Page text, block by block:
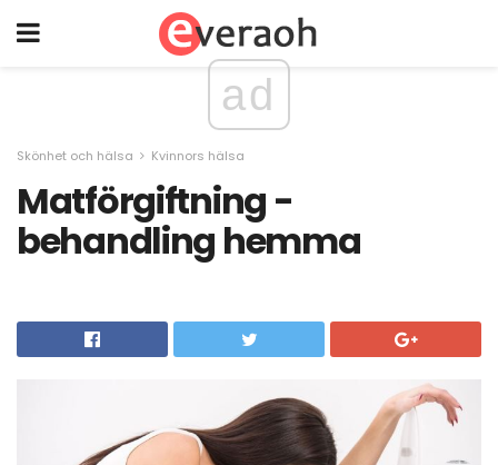
ad
Skönhet och hälsa Kvinnors hälsa
Matförgiftning -
behandling hemma